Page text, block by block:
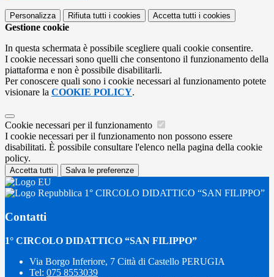
Personalizza Rifiuta tutti i cookies Accetta tutti i cookies
Gestione cookie
In questa schermata è possibile scegliere quali cookie consentire.
I cookie necessari sono quelli che consentono il funzionamento della
piattaforma e non è possibile disabilitarli.
Per conoscere quali sono i cookie necessari al funzionamento potete
visionare la COOKIE POLICY.
Cookie necessari per il funzionamento
I cookie necessari per il funzionamento non possono essere
disabilitati. È possibile consultare l'elenco nella pagina della cookie
policy.
Accetta tutti Salva le preferenze
1° CIRCOLO DIDATTICO “SAN FILIPPO”
Contatti
1° CIRCOLO DIDATTICO “SAN FILIPPO”
Via Borgo Inferiore, 7 Città di Castello PERUGIA
Tel: 075 8553039